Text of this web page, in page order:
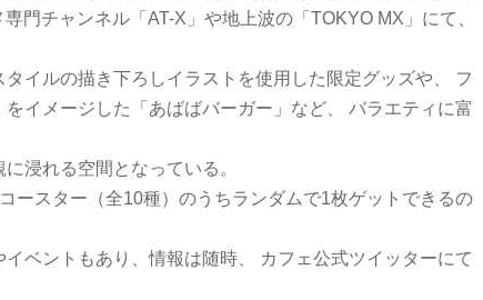
門チャンネル「AT-X」や地上波の「TOKYO MX」にて、
イルの描き下ろしイラストを使用した限定グッズや、 フ
イメージした「あばばバーガー」など、 バラエティに富
浸れる空間となっている。
ースター（全10種）のうちランダムで1枚ゲットできるの
ベントもあり、情報は随時、 カフェ公式ツイッターにて